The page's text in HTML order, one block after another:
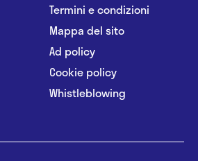
Termini e condizioni
Mappa del sito
Ad policy
Cookie policy
Whistleblowing